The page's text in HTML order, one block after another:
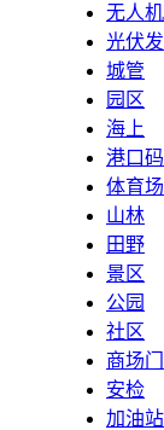
无人机
光伏
城管
园区
海上
港口
体育场
山林
田野
景区
公园
社区
商场
安检
加油站